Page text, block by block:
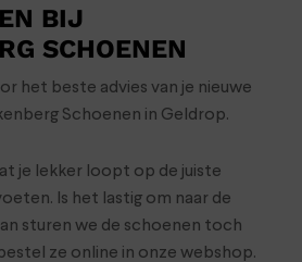
BIJ
SCHOENEN
het beste advies van je nieuwe
Schoenen in Geldrop.
je lekker loopt op de juiste
Is het lastig om naar de
sturen we de schoenen toch
ze online in onze webshop.